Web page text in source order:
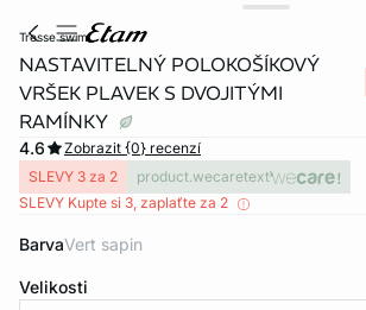
tresse swim
NASTAVITELNÝ POLOKOŠÍKOVÝ
VRŠEK PLAVEK S DVOJITÝMI
RAMÍNKY
4.6
Zobrazit {0} recenzí
SLEVY 3 za 2
product.wecaretext
SLEVY Kupte si 3, zaplaťte za 2
Barva vert sapin
Velikosti